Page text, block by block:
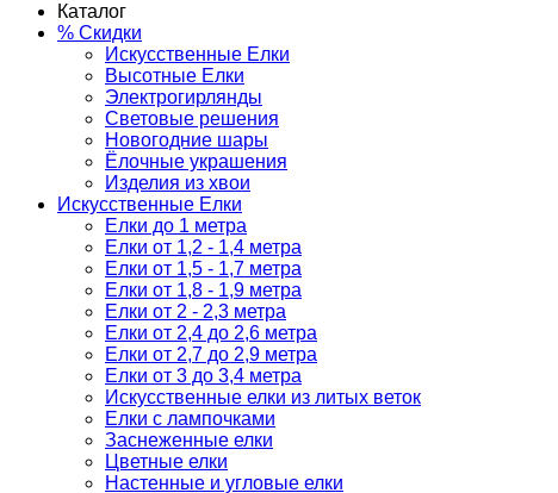
Каталог
% Скидки
Искусственные Елки
Высотные Елки
Электрогирлянды
Световые решения
Новогодние шары
Ёлочные украшения
Изделия из хвои
Искусственные Елки
Елки до 1 метра
Елки от 1,2 - 1,4 метра
Елки от 1,5 - 1,7 метра
Елки от 1,8 - 1,9 метра
Елки от 2 - 2,3 метра
Елки от 2,4 до 2,6 метра
Елки от 2,7 до 2,9 метра
Елки от 3 до 3,4 метра
Искусственные елки из литых веток
Елки с лампочками
Заснеженные елки
Цветные елки
Настенные и угловые елки